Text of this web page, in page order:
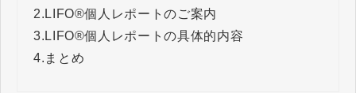
2. LIFO®個人レポートのご案内
3. LIFO®個人レポートの具体的内容
4. まとめ